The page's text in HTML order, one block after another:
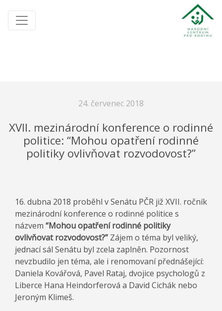
24. červenec 2018
XVII. mezinárodní konference o rodinné
politice: “Mohou opatření rodinné
politiky ovlivňovat rozvodovost?”
16. dubna 2018 proběhl v Senátu PČR již XVII. ročník
mezinárodní konference o rodinné politice s
názvem “Mohou opatření rodinné politiky
ovlivňovat rozvodovost?” Zájem o téma byl veliký,
jednací sál Senátu byl zcela zaplněn. Pozornost
nevzbudilo jen téma, ale i renomovaní přednášející:
Daniela Kovářová, Pavel Rataj, dvojice psychologů z
Liberce Hana Heindorferová a David Cichák nebo
Jeroným Klimeš.